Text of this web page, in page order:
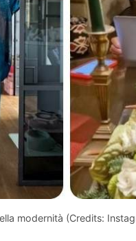
modernità (Credits: